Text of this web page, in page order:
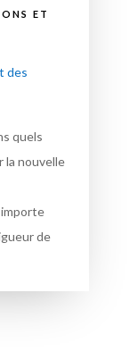
et
des
quels
la nouvelle
de